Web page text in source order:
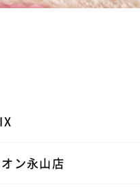
ン永山店